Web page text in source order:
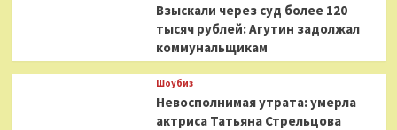
Взыскали через суд более 120
тысяч рублей: Агутин задолжал
коммунальщикам
Шоубиз
Невосполнимая утрата: умерла
актриса Татьяна Стрельцова